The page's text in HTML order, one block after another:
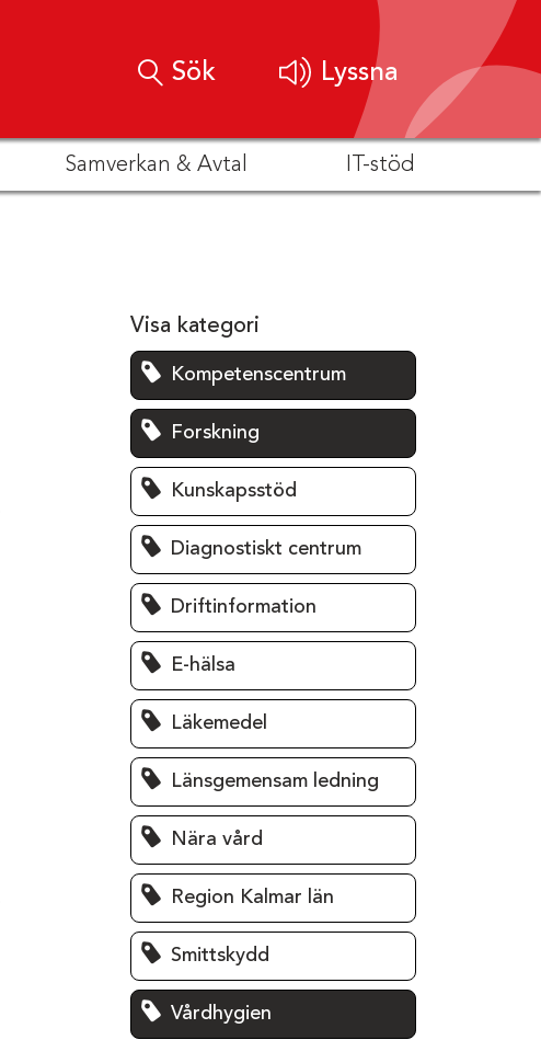
Sök Lyssna
Samverkan & Avtal IT-stöd
Visa kategori
Kompetenscentrum
Forskning
Kunskapsstöd
Diagnostiskt centrum
Driftinformation
E-hälsa
Läkemedel
Länsgemensam ledning
Nära vård
Region Kalmar län
Smittskydd
Vårdhygien